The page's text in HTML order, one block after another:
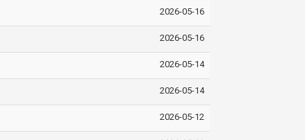
2026-05-16
2026-05-16
2026-05-14
2026-05-14
2026-05-12